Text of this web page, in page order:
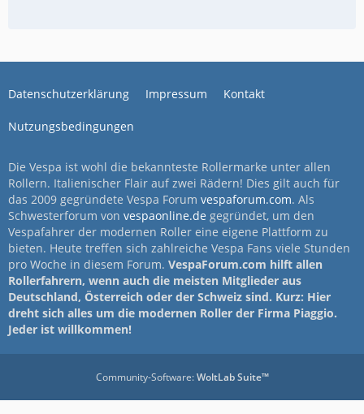
Datenschutzerklärung Impressum Kontakt
Nutzungsbedingungen
Die Vespa ist wohl die bekannteste Rollermarke unter allen
Rollern. Italienischer Flair auf zwei Rädern! Dies gilt auch für
das 2009 gegründete Vespa Forum vespaforum.com. Als
Schwesterforum von vespaonline.de gegründet, um den
Vespafahrer der modernen Roller eine eigene Plattform zu
bieten. Heute treffen sich zahlreiche Vespa Fans viele Stunden
pro Woche in diesem Forum. VespaForum.com hilft allen
Rollerfahrern, wenn auch die meisten Mitglieder aus
Deutschland, Österreich oder der Schweiz sind. Kurz: Hier
dreht sich alles um die modernen Roller der Firma Piaggio.
Jeder ist willkommen!
Community-Software:WoltLab Suite™